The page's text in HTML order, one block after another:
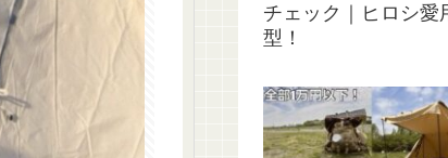
チェック｜ヒロシ愛
型！